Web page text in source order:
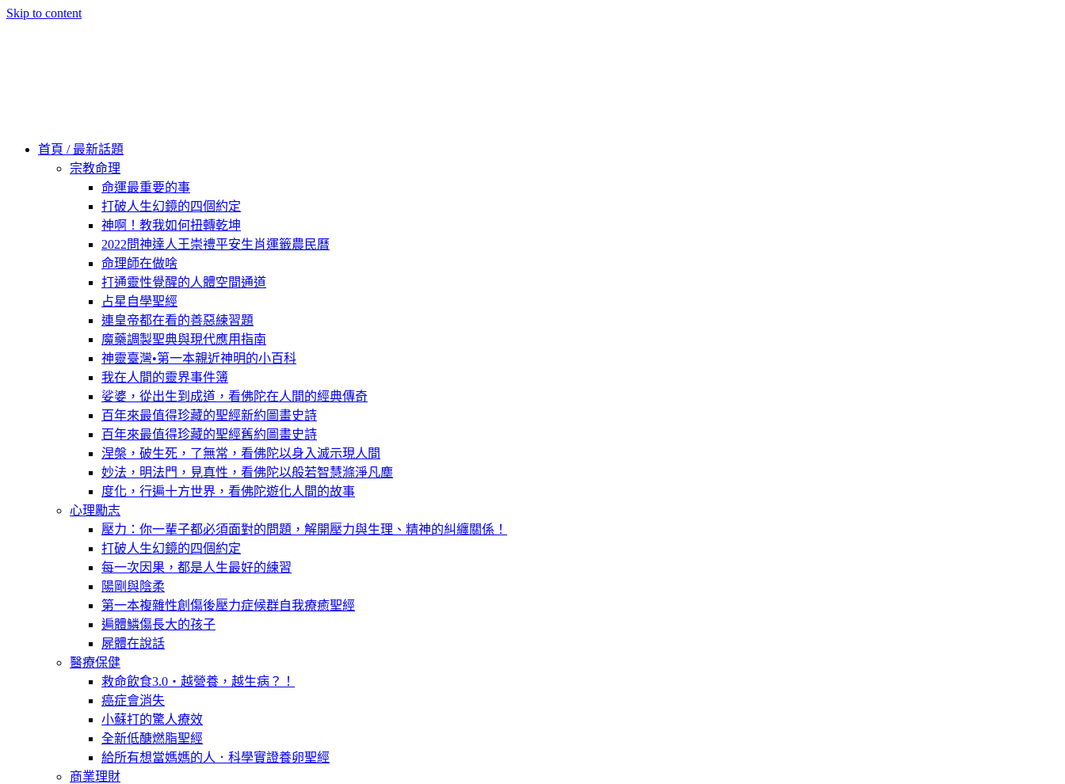
Skip to content
首頁 / 最新話題
宗教命理
命運最重要的事
打破人生幻鏡的四個約定
神啊！教我如何扭轉乾坤
2022問神達人王崇禮平安生肖運籤農民曆
命理師在做啥
打通靈性覺醒的人體空間通道
占星自學聖經
連皇帝都在看的善惡練習題
魔藥調製聖典與現代應用指南
神靈臺灣•第一本親近神明的小百科
我在人間的靈界事件簿
娑婆，從出生到成道，看佛陀在人間的經典傳奇
百年來最值得珍藏的聖經新約圖畫史詩
百年來最值得珍藏的聖經舊約圖畫史詩
涅槃，破生死，了無常，看佛陀以身入滅示現人間
妙法，明法門，見真性，看佛陀以般若智慧滌淨凡塵
度化，行遍十方世界，看佛陀遊化人間的故事
心理勵志
壓力：你一輩子都必須面對的問題，解開壓力與生理、精神的糾纏關係！
打破人生幻鏡的四個約定
每一次因果，都是人生最好的練習
陽剛與陰柔
第一本複雜性創傷後壓力症候群自我療癒聖經
遍體鱗傷長大的孩子
屍體在說話
醫療保健
救命飲食3.0‧越營養，越生病？！
癌症會消失
小蘇打的驚人療效
全新低醣燃脂聖經
給所有想當媽媽的人．科學實證養卵聖經
商業理財